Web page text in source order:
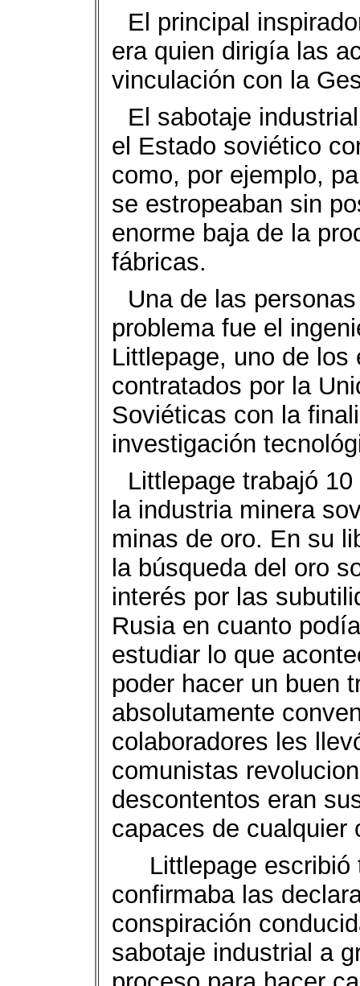
El principal
era quien dirigía las
vinculación con la
El sabotaje
el Estado soviético
como, por ejemplo,
se estropeaban sin
enorme baja de la
fábricas.
Una de las
problema fue el
Littlepage, uno de
contratados por la
Soviéticas con la
investigación
Littlepage trabajó
la industria minera
minas de oro. En su
la búsqueda del oro
interés por las
Rusia en cuanto
estudiar lo que
poder hacer un buen
absolutamente
colaboradores les
comunistas
descontentos eran
capaces de cualquier
Littlepage
confirmaba las
conspiración
sabotaje industrial a